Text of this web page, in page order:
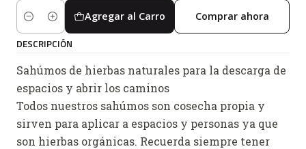
Cantidad
Agregar al Carro Comprar ahora
DESCRIPCIÓN
Sahúmos de hierbas naturales para la descarga de
espacios y abrir los caminos
Todos nuestros sahúmos son cosecha propia y
sirven para aplicar a espacios y personas ya que
son hierbas orgánicas. Recuerda siempre tener